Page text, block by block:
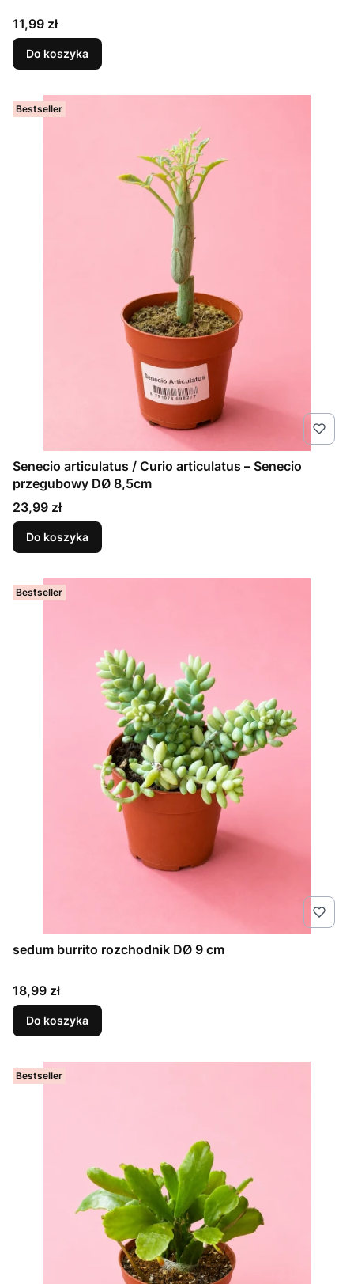
Cena
11,99 zł
Do koszyka
Bestseller
Senecio articulatus / Curio articulatus – Senecio
przegubowy DØ 8,5cm
Cena
23,99 zł
Do koszyka
Bestseller
sedum burrito rozchodnik DØ 9 cm
Cena
18,99 zł
Do koszyka
Bestseller